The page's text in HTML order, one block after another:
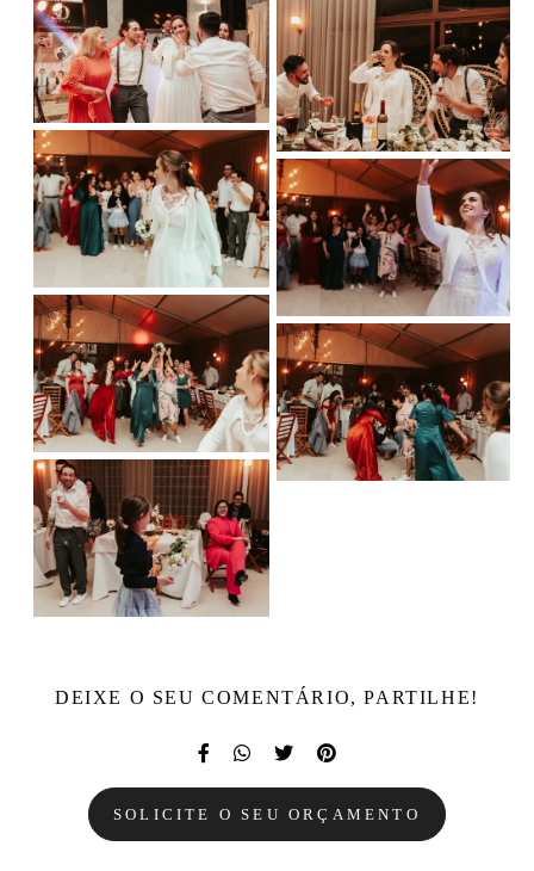
DEIXE O SEU COMENTÁRIO, PARTILHE!
SOLICITE O SEU ORÇAMENTO